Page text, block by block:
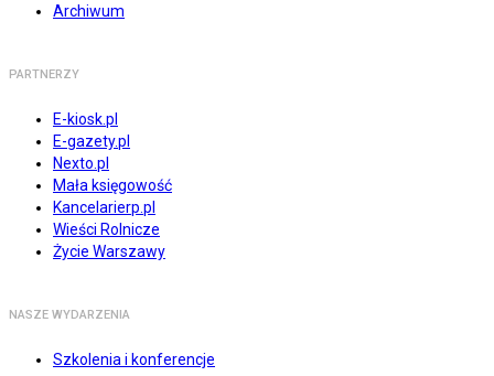
Archiwum
PARTNERZY
E-kiosk.pl
E-gazety.pl
Nexto.pl
Mała księgowość
Kancelarierp.pl
Wieści Rolnicze
Życie Warszawy
NASZE WYDARZENIA
Szkolenia i konferencje